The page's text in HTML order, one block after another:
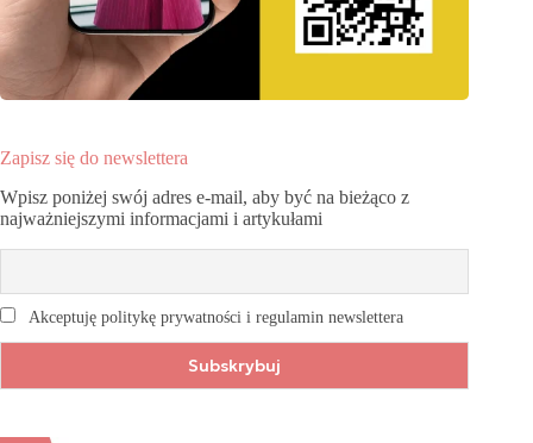
Zapisz się do newslettera
Wpisz poniżej swój adres e-mail, aby być na bieżąco z
najważniejszymi informacjami i artykułami
Akceptuję politykę prywatności i regulamin newslettera